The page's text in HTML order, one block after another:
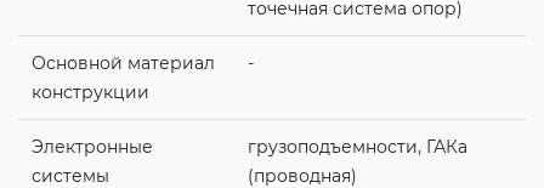
точечная система опор)
Основной материал
конструкции
-
Электронные
системы
грузоподъемности, ГАКа
(проводная)